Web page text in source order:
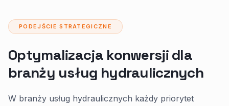
PODEJŚCIE STRATEGICZNE
Optymalizacja konwersji dla
branży usług hydraulicznych
W branży usług hydraulicznych każdy priorytet